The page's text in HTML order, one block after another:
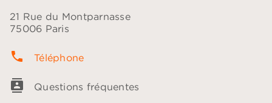
21 Rue du Montparnasse
75006 Paris
phone Téléphone
contacts Questions fréquentes